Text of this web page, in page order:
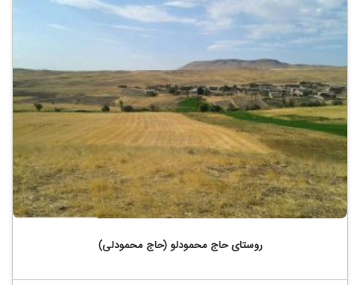
روستای حاج محمودلو (حاج محمودلی)